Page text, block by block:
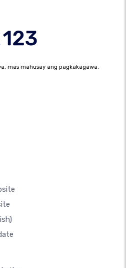
mas mahusay ang pagkakagawa.